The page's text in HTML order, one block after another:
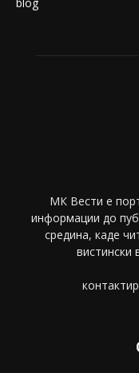
blog
МК Вести е
информации до
средина, каде
вистински